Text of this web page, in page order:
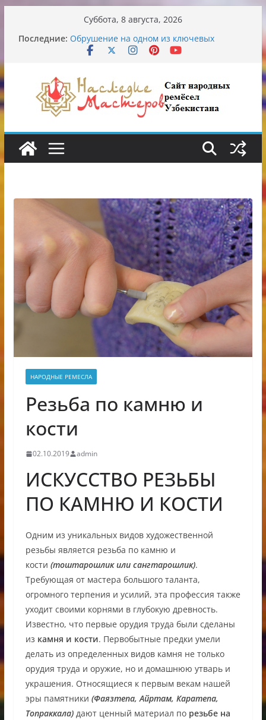
содержимому
Суббота, 8 августа, 2026
Последние: Обрушение на одном из ключевых
перекрёстков Ташкента: перекрыт
символика и происхождение
Аэропорт Ташкента переедет после 2030
года
Опасная диета Алины Загитовой
От знахарей до университетских клиник
НАРОДНЫЕ РЕМЕСЛА
Резьба по камню и
кости
02.10.2019 admin
ИСКУССТВО РЕЗЬБЫ
ПО КАМНЮ И КОСТИ
Одним из уникальных видов художественной
резьбы является резьба по камню и
кости (тоштарошлик или сангтарошлик).
Требующая от мастера большого таланта,
огромного терпения и усилий, эта профессия также
уходит своими корнями в глубокую древность.
Известно, что первые орудия труда были сделаны
из камня и кости. Первобытные предки умели
делать из определенных видов камня не только
орудия труда и оружие, но и домашнюю утварь и
украшения. Относящиеся к первым векам нашей
эры памятники (Фаязтепа, Айртам, Каратепа,
Топраккала)дают ценный материал по резьбе на